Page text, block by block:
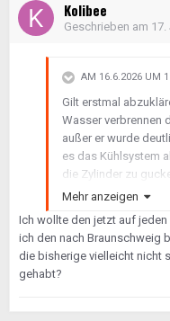
Kolibee
Geschrieben am 17.
AM 16.6.2026 UM
Gilt erstmal
Wasser verbrennen
außer er wurde
es das Kühlsystem
die Zylinder zu
reindrückt.
preiswert reparieren.
Mehr anzeigen
Ich wollte den jetzt auf
ich den nach Braunschweig
die bisherige vielleicht nicht
gehabt?